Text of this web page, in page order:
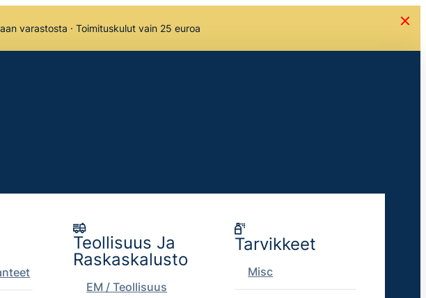
varastosta · Toimituskulut vain 25 euroa
Teollisuus Ja
Raskaskalusto
EM / Teollisuus
Tarvikkeet
Misc